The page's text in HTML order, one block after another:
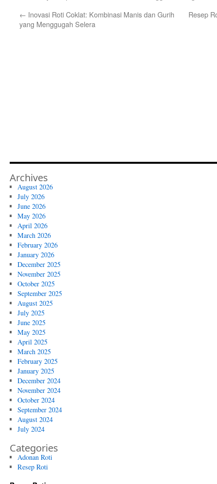
← Inovasi Roti Coklat: Kombinasi Manis dan Gurih
yang Menggugah Selera
Resep
Archives
August 2026
July 2026
June 2026
May 2026
April 2026
March 2026
February 2026
January 2026
December 2025
November 2025
October 2025
September 2025
August 2025
July 2025
June 2025
May 2025
April 2025
March 2025
February 2025
January 2025
December 2024
November 2024
October 2024
September 2024
August 2024
July 2024
Categories
Adonan Roti
Resep Roti